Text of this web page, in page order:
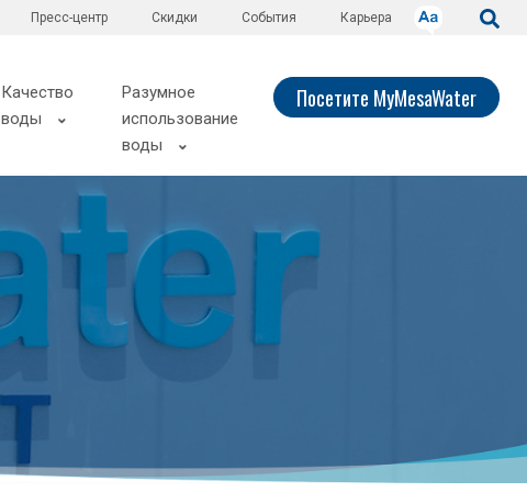
Карьера
События
Скидки
Пресс-центр
Качество
воды
Разумное
использование
воды
Посетите MyMesaWater